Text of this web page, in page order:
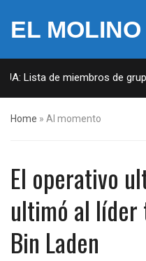
EL
Lista de miembros de grupo
Home » Al momento
El operativo
ultimó al líder
Bin Laden